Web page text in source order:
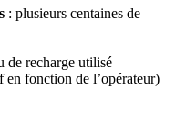
: plusieurs centaines de
de recharge utilisé
en fonction de l’opérateur)